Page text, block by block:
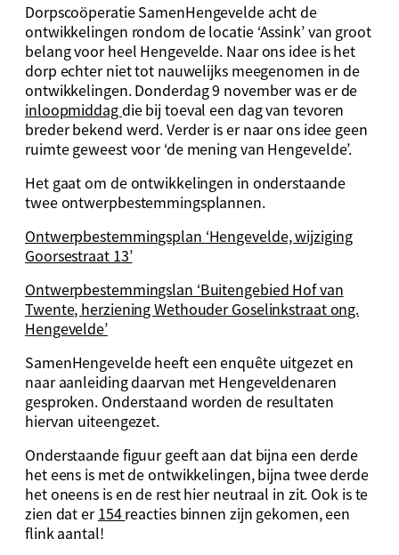
Dorpscoöperatie SamenHengevelde acht de
ontwikkelingen rondom de locatie ‘Assink’ van groot
belang voor heel Hengevelde. Naar ons idee is het
dorp echter niet tot nauwelijks meegenomen in de
ontwikkelingen. Donderdag 9 november was er de
inloopmiddagdie bij toeval een dag van tevoren
breder bekend werd. Verder is er naar ons idee geen
ruimte geweest voor ‘de mening van Hengevelde’.
Het gaat om de ontwikkelingen in onderstaande
twee ontwerpbestemmingsplannen.
Ontwerpbestemmingsplan ‘Hengevelde, wijziging
Goorsestraat 13’
Ontwerpbestemmingslan ‘Buitengebied Hof van
Twente, herziening Wethouder Goselinkstraat ong.
Hengevelde’
SamenHengevelde heeft een enquête uitgezet en
naar aanleiding daarvan met Hengeveldenaren
gesproken. Onderstaand worden de resultaten
hiervan uiteengezet.
Onderstaande figuur geeft aan dat bijna een derde
het eens is met de ontwikkelingen, bijna twee derde
het oneens is en de rest hier neutraal in zit. Ook is te
zien dat er154reacties binnen zijn gekomen, een
flink aantal!